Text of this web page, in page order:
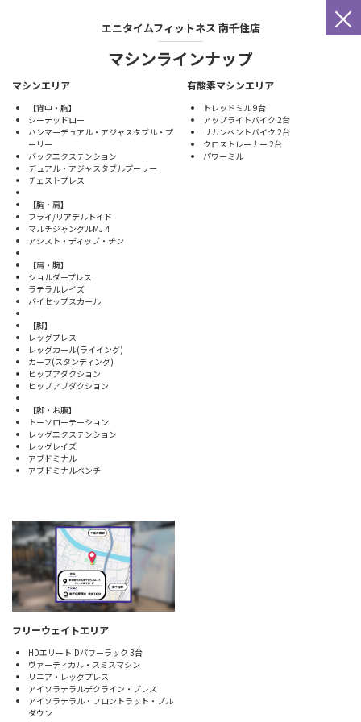
×
エニタイムフィットネス 南千住店
マシンラインナップ
マシンエリア
【背中・胸】
シーテッドロー
ハンマーデュアル・アジャスタブル・プ
ーリー
バックエクステンション
デュアル・アジャスタブルプーリー
チェストプレス
【胸・肩】
フライ/リアデルトイド
マルチジャングルMJ４
アシスト・ディッブ・チン
【肩・腕】
ショルダープレス
ラテラルレイズ
バイセップスカール
【脚】
レッグプレス
レッグカール(ライイング)
カーフ(スタンディング)
ヒップアダクション
ヒップアブダクション
【脚・お腹】
トーソローテーション
レッグエクステンション
レッグレイズ
アブドミナル
アブドミナルベンチ
有酸素マシンエリア
トレッドミル 9台
アップライトバイク 2台
リカンベントバイク 2台
クロストレーナー 2台
パワーミル
フリーウェイトエリア
HDエリートiDパワーラック 3台
ヴァーティカル・スミスマシン
リニア・レッグプレス
アイソラテラルデクライン・プレス
アイソラテラル・フロントラット・プル
ダウン